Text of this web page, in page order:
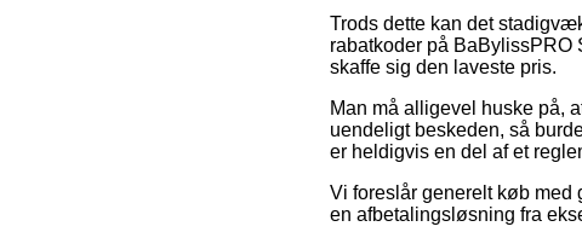
Trods dette kan det
rabatkoder på BaBylissPRO
skaffe sig den laveste pris.
Man må alligevel huske på,
uendeligt beskeden, så
er heldigvis en del af et
Vi foreslår generelt køb
en afbetalingsløsning fra